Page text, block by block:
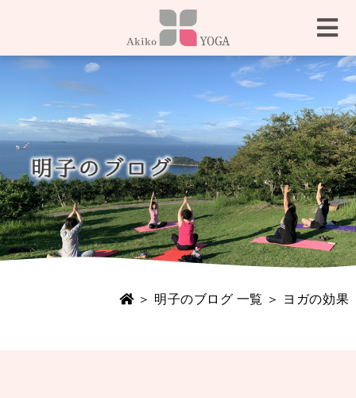
＞ 明子のブログ 一覧 ＞ ヨガの効果